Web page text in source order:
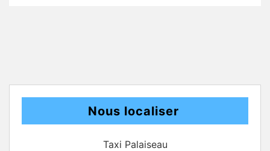
Nous localiser
Taxi Palaiseau